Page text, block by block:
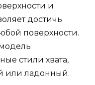
и
достичь
поверхности.
стили хвата,
или ладонный.